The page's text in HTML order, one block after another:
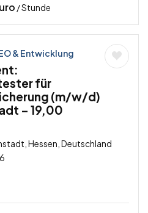
/ Stunde
& Entwicklung
für
(m/w/d)
– 19,00
Hessen, Deutschland